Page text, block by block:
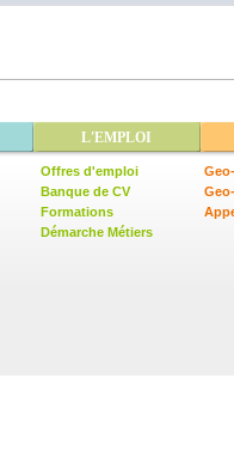
L'EMPLOI
Offres d'emploi
Banque de CV
Formations
Démarche Métiers